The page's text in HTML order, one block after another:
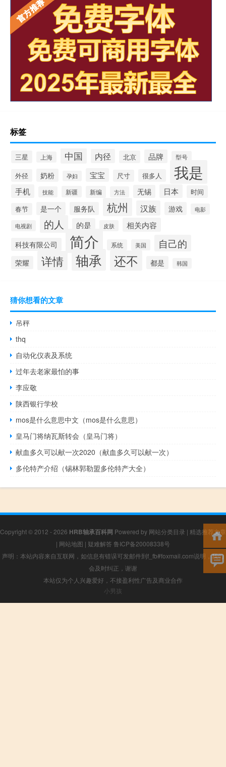
标签
三星 上海 中国 内径 北京 品牌 型号
外径 奶粉 孕妇 宝宝 尺寸 很多人 我是
手机 技能 新疆 新编 方法 无锡 日本 时间
春节 是一个 服务队 杭州 汉族 游戏 电影
电视剧 的人 的是 皮肤 相关内容
科技有限公司 简介 系统 美国 自己的
荣耀 详情 轴承 还不 都是 韩国
猜你想看的文章
吊秤
thq
自动化仪表及系统
过年去老家最怕的事
李应敬
陕西银行学校
mos是什么意思中文（mos是什么意思）
皇马门将纳瓦斯转会（皇马门将）
献血多久可以献一次2020（献血多久可以献一次）
多伦特产介绍（锡林郭勒盟多伦特产大全）
Copyright © 2012 - 2026 HRB轴承百科网 Powered by 网站分类目录 | 精选推荐文章
| 网站地图 | 疑难解答 鲁ICP备20008338号
声明：本站内容来自互联网，如信息有错误可发邮件到f_fb#foxmail.com说明，我们
会及时纠正，谢谢
本站仅为个人兴趣爱好，不接盈利性广告及商业合作
小男孩